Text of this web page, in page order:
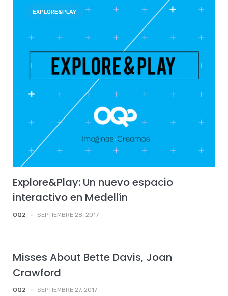
EXPLORE&PLAY
Explore&Play: Un nuevo espacio
interactivo en Medellín
OQ2 - SEPTIEMBRE 28, 2017
Misses About Bette Davis, Joan
Crawford
OQ2 - SEPTIEMBRE 27, 2017